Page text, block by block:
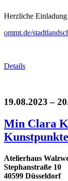
Herzliche
ommt.de/
Details
19.08.2023 –
Min Clara
Atelierhaus
Stephanstraße 10
40599 Düsseldorf